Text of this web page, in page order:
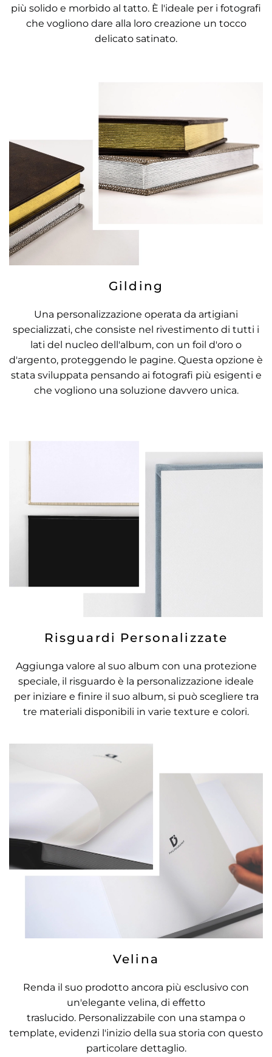
più solido e morbido al tatto. È l'ideale per i fotografi
che vogliono dare alla loro creazione un tocco
delicato satinato.
Gilding
Una personalizzazione operata da artigiani
specializzati, che consiste nel rivestimento di tutti i
lati del nucleo dell'album, con un foil d'oro o
d'argento, proteggendo le pagine. Questa opzione è
stata sviluppata pensando ai fotografi più esigenti e
che vogliono una soluzione davvero unica.
Risguardi Personalizzate
Aggiunga valore al suo album con una protezione
speciale, il risguardo è la personalizzazione ideale
per iniziare e finire il suo album, si può scegliere tra
tre materiali disponibili in varie texture e colori.
Velina
Renda il suo prodotto ancora più esclusivo con
un'elegante velina, di effetto
traslucido. Personalizzabile con una stampa o
template, evidenzi l'inizio della sua storia con questo
particolare dettaglio.